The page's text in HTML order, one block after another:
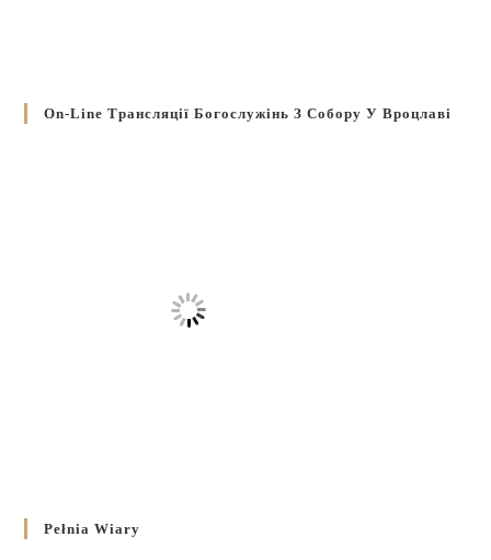
On-Line Трансляції Богослужінь З Собору У Вроцлаві
Pełnia Wiary